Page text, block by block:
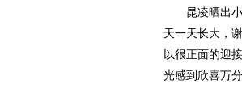
昆凌晒出
天一天长大，
以很正面的迎
光感到欣喜万分